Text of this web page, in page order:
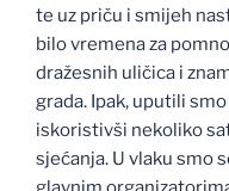
te uz priču i smijeh
bilo vremena za
dražesnih uličica i
grada. Ipak, uputili
iskoristivši nekoliko
sjećanja. U vlaku smo